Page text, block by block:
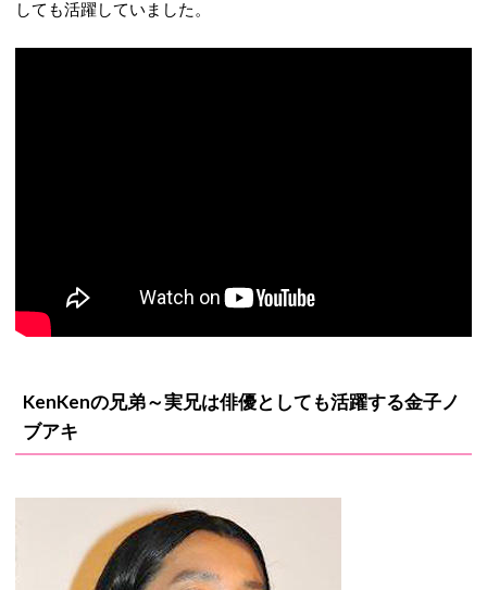
しても活躍していました。
KenKenの兄弟～実兄は俳優としても活躍する金子ノ
ブアキ